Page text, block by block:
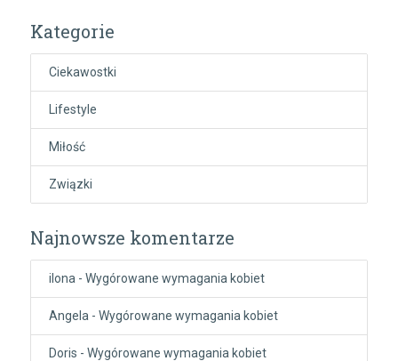
Kategorie
Ciekawostki
Lifestyle
Miłość
Związki
Najnowsze komentarze
ilona - Wygórowane wymagania kobiet
Angela - Wygórowane wymagania kobiet
Doris - Wygórowane wymagania kobiet